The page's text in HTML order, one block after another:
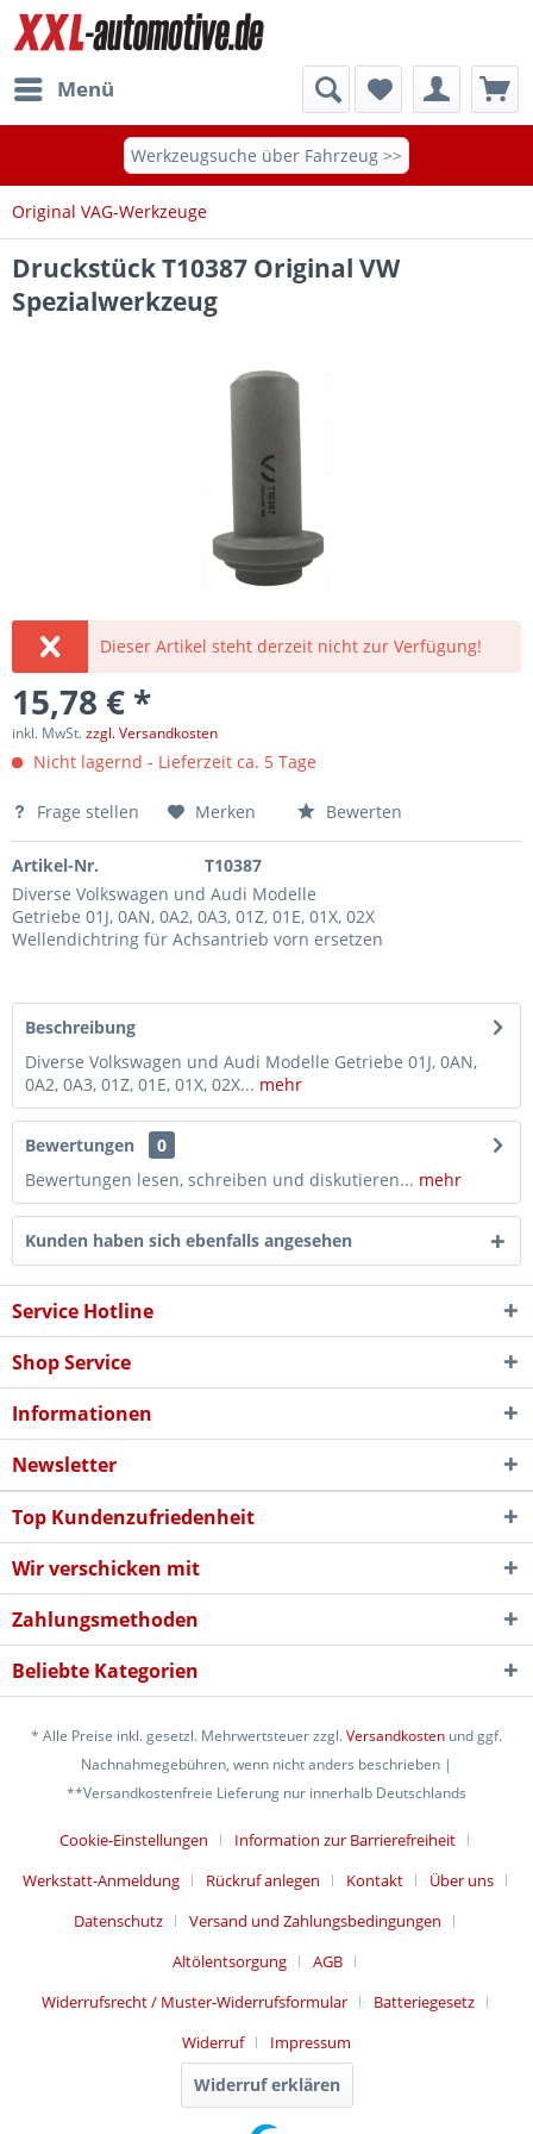
Menü
Werkzeugsuche über Fahrzeug >>
Original VAG-Werkzeuge
Druckstück T10387 Original VW
Spezialwerkzeug
Dieser Artikel steht derzeit nicht zur Verfügung!
15,78 € *
inkl. MwSt.zzgl. Versandkosten
Nicht lagernd - Lieferzeit ca. 5 Tage
Frage stellen Merken Bewerten
Artikel-Nr.
T10387
Diverse Volkswagen und Audi Modelle
Getriebe 01J, 0AN, 0A2, 0A3, 01Z, 01E, 01X, 02X
Wellendichtring für Achsantrieb vorn ersetzen
Beschreibung
Diverse Volkswagen und Audi Modelle Getriebe 01J, 0AN,
0A2, 0A3, 01Z, 01E, 01X, 02X... mehr
Bewertungen
0
Bewertungen lesen, schreiben und diskutieren... mehr
Kunden haben sich ebenfalls angesehen
Service Hotline
Shop Service
Informationen
Newsletter
Top Kundenzufriedenheit
Wir verschicken mit
Zahlungsmethoden
Beliebte Kategorien
* Alle Preise inkl. gesetzl. Mehrwertsteuer zzgl.Versandkosten und ggf.
Nachnahmegebühren, wenn nicht anders beschrieben |
**Versandkostenfreie Lieferung nur innerhalb Deutschlands
Cookie-Einstellungen
Information zur Barrierefreiheit
Werkstatt-Anmeldung
Rückruf anlegen Kontakt
Über uns
Datenschutz
Versand und Zahlungsbedingungen
Altölentsorgung
AGB
Widerrufsrecht / Muster-Widerrufsformular
Batteriegesetz
Widerruf
Impressum
Widerruf erklären